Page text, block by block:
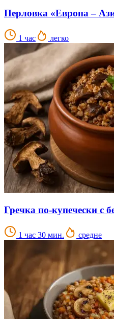
Перловка «Европа –
1 час легко
Гречка по-купечески с
1 час 30 мин. средне